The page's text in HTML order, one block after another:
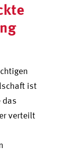
ist
das
verteilt